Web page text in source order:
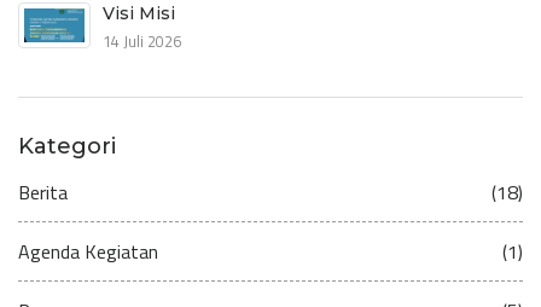
Visi Misi
14 Juli 2026
Kategori
Berita (18)
Agenda Kegiatan (1)